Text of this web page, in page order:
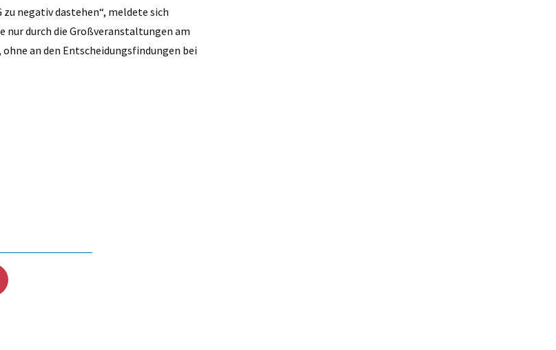
zu negativ dastehen“, meldete sich
durch die Großveranstaltungen am
an den Entscheidungsfindungen bei